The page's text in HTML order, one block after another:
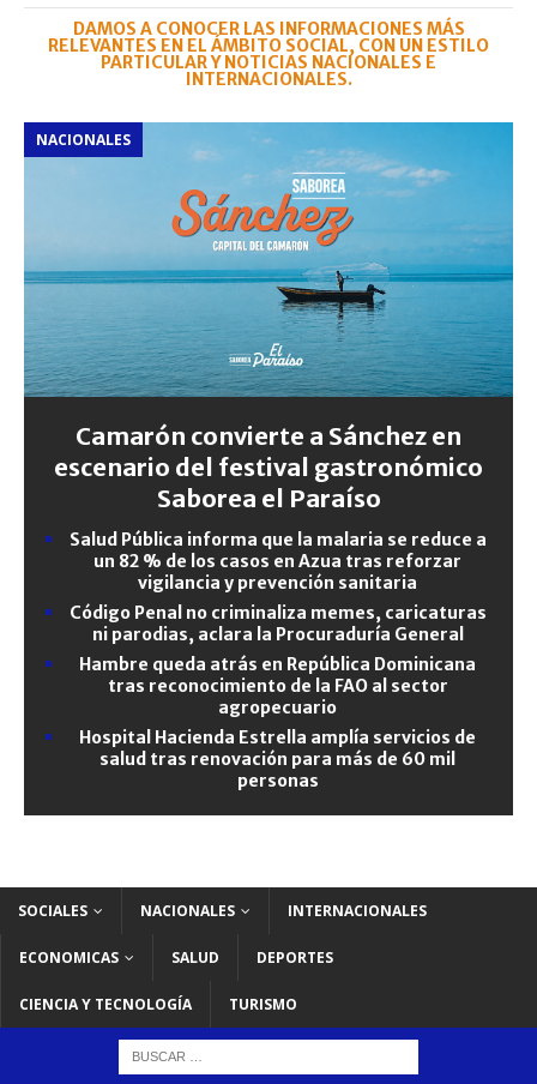
DAMOS A CONOCER LAS INFORMACIONES MÁS
RELEVANTES EN EL ÁMBITO SOCIAL, CON UN ESTILO
PARTICULAR Y NOTICIAS NACIONALES E
INTERNACIONALES.
NACIONALES
Camarón convierte a Sánchez en
escenario del festival gastronómico
Saborea el Paraíso
Salud Pública informa que la malaria se reduce a
un 82 % de los casos en Azua tras reforzar
vigilancia y prevención sanitaria
Código Penal no criminaliza memes, caricaturas
ni parodias, aclara la Procuraduría General
Hambre queda atrás en República Dominicana
tras reconocimiento de la FAO al sector
agropecuario
Hospital Hacienda Estrella amplía servicios de
salud tras renovación para más de 60 mil
personas
SOCIALES NACIONALES INTERNACIONALES
ECONOMICAS SALUD DEPORTES
CIENCIA Y TECNOLOGÍA TURISMO